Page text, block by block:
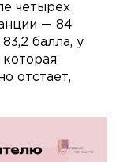
четырех
— 84
балла, у
которая
отстает,